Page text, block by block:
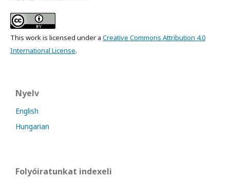
This work is licensed under a Creative Commons Attribution 4.0
International License.
Nyelv
English
Hungarian
Folyóiratunkat indexeli